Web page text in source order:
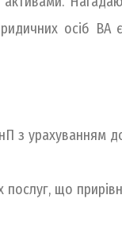
осіб
з урахуванням
послуг, що